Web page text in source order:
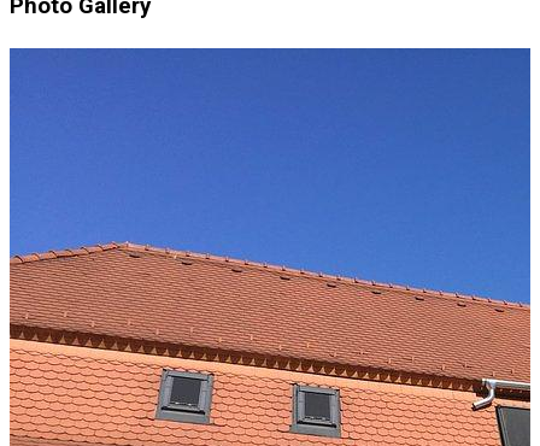
Photo Gallery